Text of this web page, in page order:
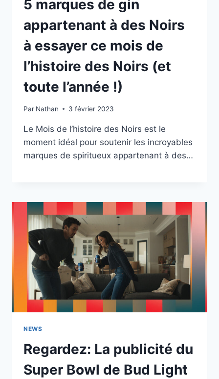
5 marques de gin
appartenant à des Noirs
à essayer ce mois de
l’histoire des Noirs (et
toute l’année !)
Par Nathan 3 février 2023
Le Mois de l’histoire des Noirs est le
moment idéal pour soutenir les incroyables
marques de spiritueux appartenant à des…
NEWS
Regardez: La publicité du
Super Bowl de Bud Light